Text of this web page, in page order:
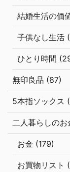
結婚生活の価
子供なし生活
ひとり時間
無印良品 (87)
5本指ソックス
二人暮らしの
お金 (179)
お買物リスト